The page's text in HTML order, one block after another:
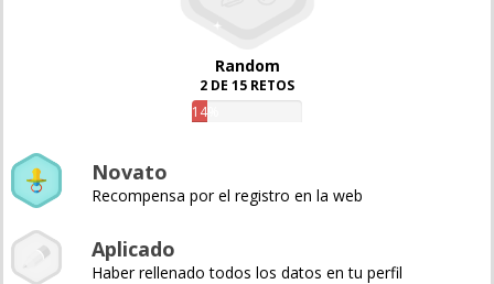
Random
2 DE 15 RETOS
14%
Novato
Recompensa por el registro en la web
Aplicado
Haber rellenado todos los datos en tu perfil